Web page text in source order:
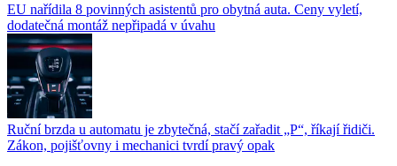
EU nařídila 8 povinných asistentů pro obytná auta. Ceny vyletí,
dodatečná montáž nepřipadá v úvahu
Ruční brzda u automatu je zbytečná, stačí zařadit „P“, říkají řidiči.
Zákon, pojišťovny i mechanici tvrdí pravý opak